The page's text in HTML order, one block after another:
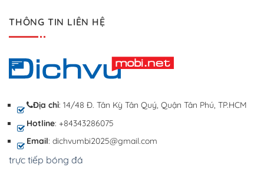
THÔNG TIN LIÊN HỆ
Địa chỉ: 14/48 Đ. Tân Kỳ Tân Quý, Quận Tân Phú, TP.HCM
Hotline: +84343286075
Email: dichvumbi2025@gmail.com
trực tiếp bóng đá